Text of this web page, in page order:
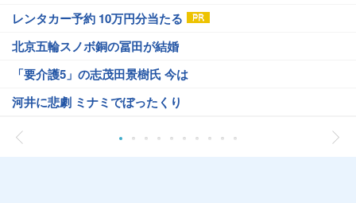
レンタカー予約 10万円分当たる
北京五輪スノボ銅の冨田が結婚
「要介護5」の志茂田景樹氏 今は
河井に悲劇 ミナミでぼったくり